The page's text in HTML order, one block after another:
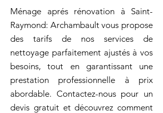
Ménage aprés rénovation à Saint-
Raymond: Archambault vous propose
des tarifs de nos services de
nettoyage parfaitement ajustés à vos
besoins, tout en garantissant une
prestation professionnelle à prix
abordable. Contactez-nous pour un
devis gratuit et découvrez comment